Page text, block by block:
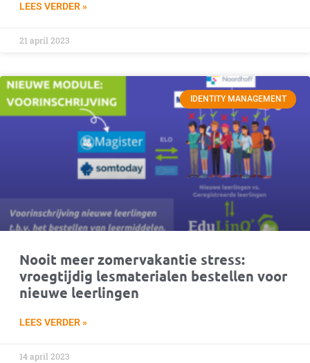
LEES VERDER »
21 april 2023
IDENTITY MANAGEMENT
Nooit meer zomervakantie stress:
vroegtijdig lesmaterialen bestellen voor
nieuwe leerlingen
LEES VERDER »
14 april 2023